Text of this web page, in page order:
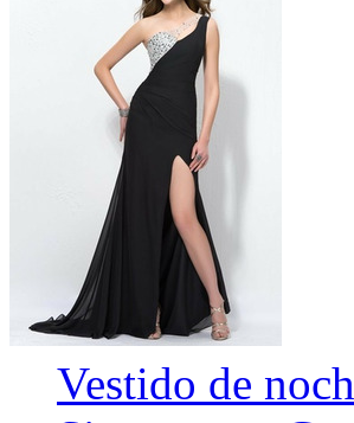
Vestido de